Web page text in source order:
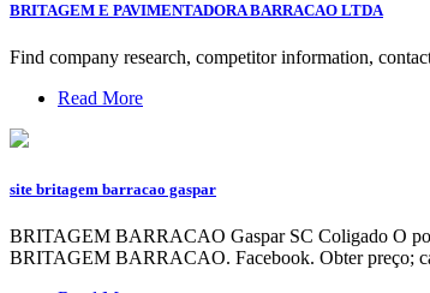
BRITAGEM E PAVIMENTADORA BARRACAO LTDA
Find company research, competitor information,
Read More
site britagem barracao gaspar
BRITAGEM BARRACAO Gaspar SC Coligado O
BRITAGEM BARRACAO. Facebook. Obter preço;